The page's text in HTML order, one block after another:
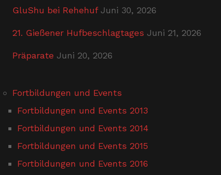
GluShu bei Rehehuf Juni 30, 2026
21. Gießener Hufbeschlagtages Juni 21, 2026
Präparate Juni 20, 2026
Fortbildungen und Events
Fortbildungen und Events 2013
Fortbildungen und Events 2014
Fortbildungen und Events 2015
Fortbildungen und Events 2016